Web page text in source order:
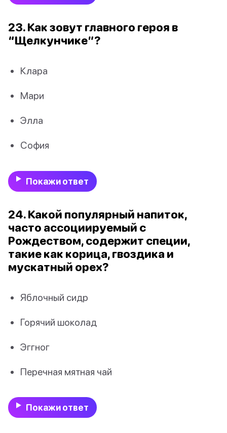
23. Как зовут главного героя в
“Щелкунчике”?
Клара
Мари
Элла
София
Покажи ответ
24. Какой популярный напиток,
часто ассоциируемый с
Рождеством, содержит специи,
такие как корица, гвоздика и
мускатный орех?
Яблочный сидр
Горячий шоколад
Эггног
Перечная мятная чай
Покажи ответ